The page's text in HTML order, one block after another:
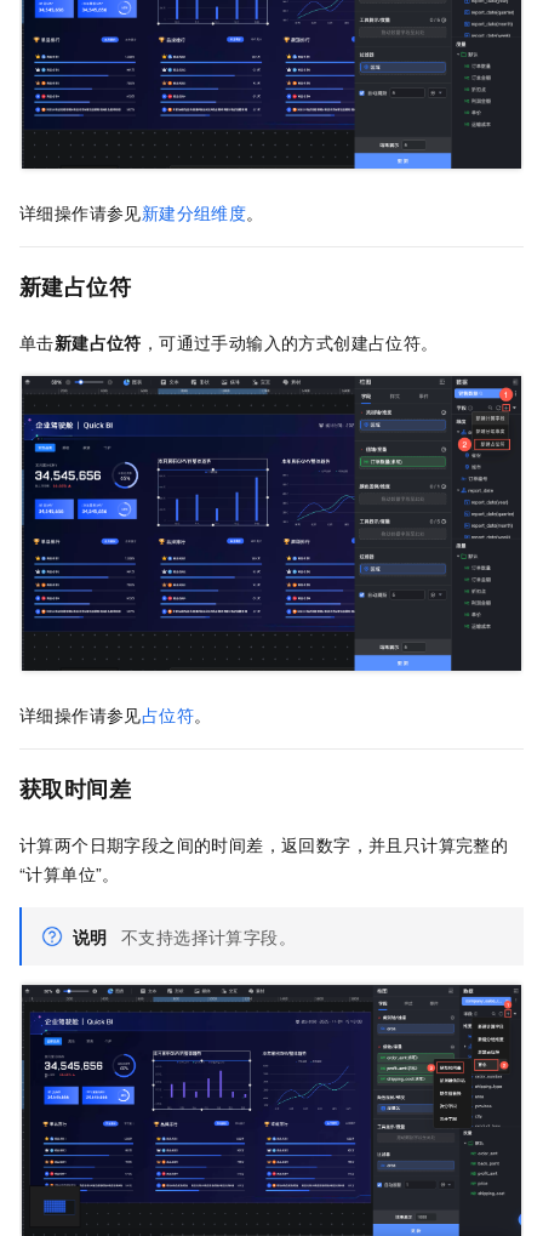
详细操作请参见新建分组维度。
新建占位符
单击新建占位符 ，可通过手动输入的方式创建占位符。
详细操作请参见占位符。
获取时间差
计算两个日期字段之间的时间差，返回数字，并且只计算完整的
“计算单位”。
说明 不支持选择计算字段。